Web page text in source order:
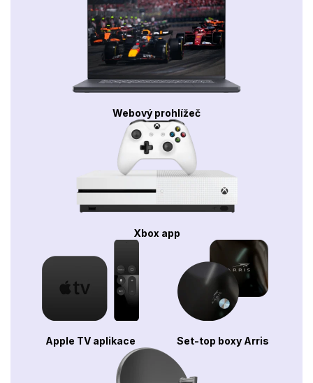
Webový prohlížeč
Xbox app
Apple TV aplikace Set-top boxy Arris